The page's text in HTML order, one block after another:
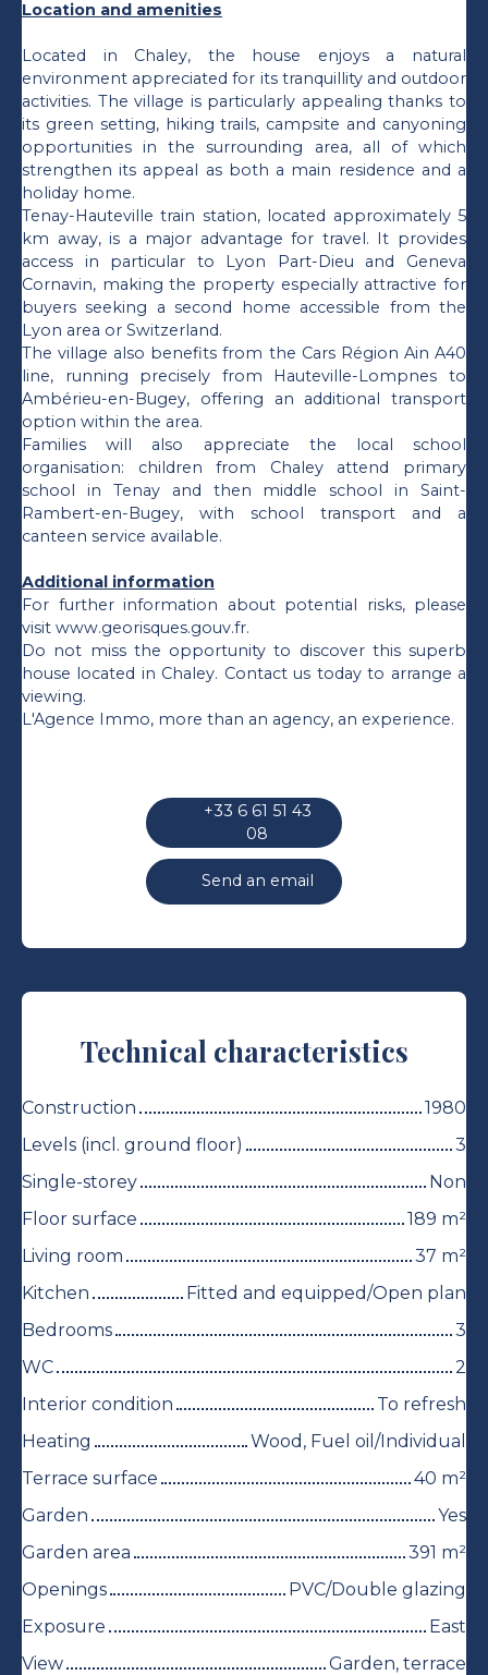
Location and amenities
Located in Chaley, the house enjoys a natural
environment appreciated for its tranquillity and outdoor
activities. The village is particularly appealing thanks to
its green setting, hiking trails, campsite and canyoning
opportunities in the surrounding area, all of which
strengthen its appeal as both a main residence and a
holiday home.
Tenay-Hauteville train station, located approximately 5
km away, is a major advantage for travel. It provides
access in particular to Lyon Part-Dieu and Geneva
Cornavin, making the property especially attractive for
buyers seeking a second home accessible from the
Lyon area or Switzerland.
The village also benefits from the Cars Région Ain A40
line, running precisely from Hauteville-Lompnes to
Ambérieu-en-Bugey, offering an additional transport
option within the area.
Families will also appreciate the local school
organisation: children from Chaley attend primary
school in Tenay and then middle school in Saint-
Rambert-en-Bugey, with school transport and a
canteen service available.
Additional information
For further information about potential risks, please
visit www.georisques.gouv.fr.
Do not miss the opportunity to discover this superb
house located in Chaley. Contact us today to arrange a
viewing.
L'Agence Immo, more than an agency, an experience.
+33 6 61 51 43
08
Send an email
Technical characteristics
Construction
1980
Levels (incl. ground floor)
3
Single-storey
Non
Floor surface
189 m²
Living room
37 m²
Kitchen
Fitted and equipped/Open plan
Bedrooms
3
WC
2
Interior condition
To refresh
Heating
Wood, Fuel oil/Individual
Terrace surface
40 m²
Garden
Yes
Garden area
391 m²
Openings
PVC/Double glazing
Exposure
East
View
Garden, terrace